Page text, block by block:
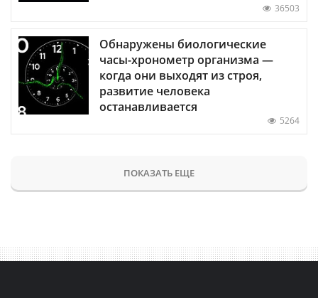
36503
Обнаружены биологические
часы-хронометр организма —
когда они выходят из строя,
развитие человека
останавливается
5264
ПОКАЗАТЬ ЕЩЕ